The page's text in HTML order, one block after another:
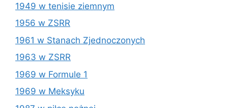
1949 w tenisie ziemnym
1956 w ZSRR
1961 w Stanach Zjednoczonych
1963 w ZSRR
1969 w Formule 1
1969 w Meksyku